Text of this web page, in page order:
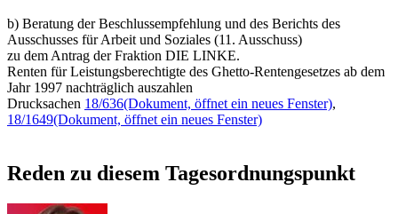
b) Beratung der Beschlussempfehlung und des Berichts des
Ausschusses für Arbeit und Soziales (11. Ausschuss)
zu dem Antrag der Fraktion DIE LINKE.
Renten für Leistungsberechtigte des Ghetto-Rentengesetzes ab dem
Jahr 1997 nachträglich auszahlen
Drucksachen 18/636(Dokument, öffnet ein neues Fenster),
18/1649(Dokument, öffnet ein neues Fenster)
Reden zu diesem Tagesordnungspunkt